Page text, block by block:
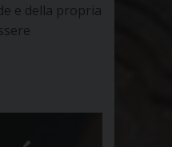
e della propria